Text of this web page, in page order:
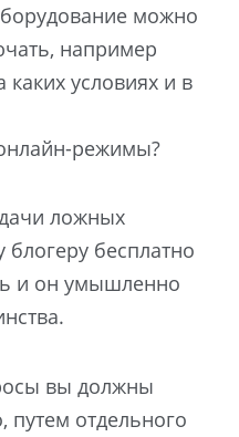
можно
например
условиях и в
режимы?
ложных
бесплатно
и он умышленно
вы должны
путем отдельного